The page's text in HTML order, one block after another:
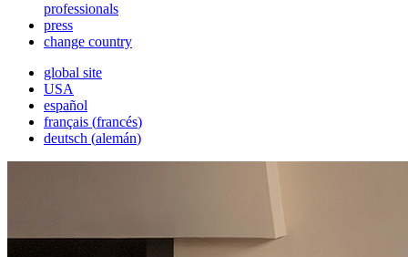
professionals
press
change country
global site
USA
español
français (francés)
deutsch (alemán)